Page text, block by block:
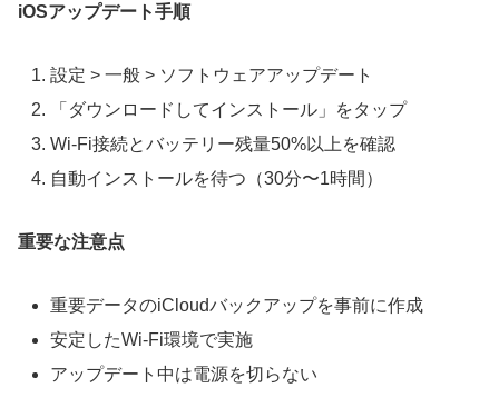
iOSアップデート手順
設定 > 一般 > ソフトウェアアップデート
「ダウンロードしてインストール」をタップ
Wi-Fi接続とバッテリー残量50%以上を確認
自動インストールを待つ（30分〜1時間）
重要な注意点
重要データのiCloudバックアップを事前に作成
安定したWi-Fi環境で実施
アップデート中は電源を切らない